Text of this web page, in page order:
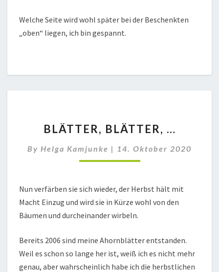
Welche Seite wird wohl später bei der Beschenkten
„oben“ liegen, ich bin gespannt.
BLÄTTER,
BLÄTTER, BLÄTTER, …
By Helga Kamjunke | 14. Oktober 2020
Nun verfärben sie sich wieder, der Herbst hält mit
Macht Einzug und wird sie in Kürze wohl von den
Bäumen und durcheinander wirbeln.
Bereits 2006 sind meine Ahornblätter entstanden.
Weil es schon so lange her ist, weiß ich es nicht mehr
genau, aber wahrscheinlich habe ich die herbstlichen